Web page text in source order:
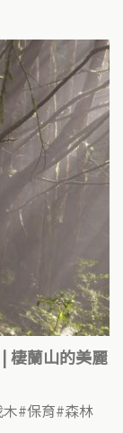
棲蘭山的美麗
保育 森林